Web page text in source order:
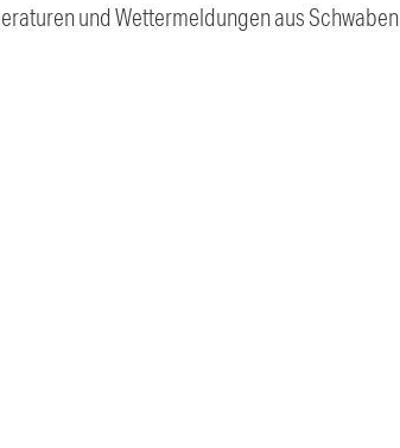
und Wettermeldungen aus Schwaben.